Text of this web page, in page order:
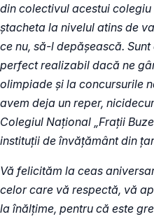
din colectivul acestui
ștacheta la nivelul atins de
ce nu, să-l depășească.
perfect realizabil dacă ne
olimpiade și la concursurile
avem deja un reper,
Colegiul Naţional „Fraţii
instituții de învățământ din
Vă felicităm la ceas
celor care vă respectă, vă
la înălțime, pentru că este